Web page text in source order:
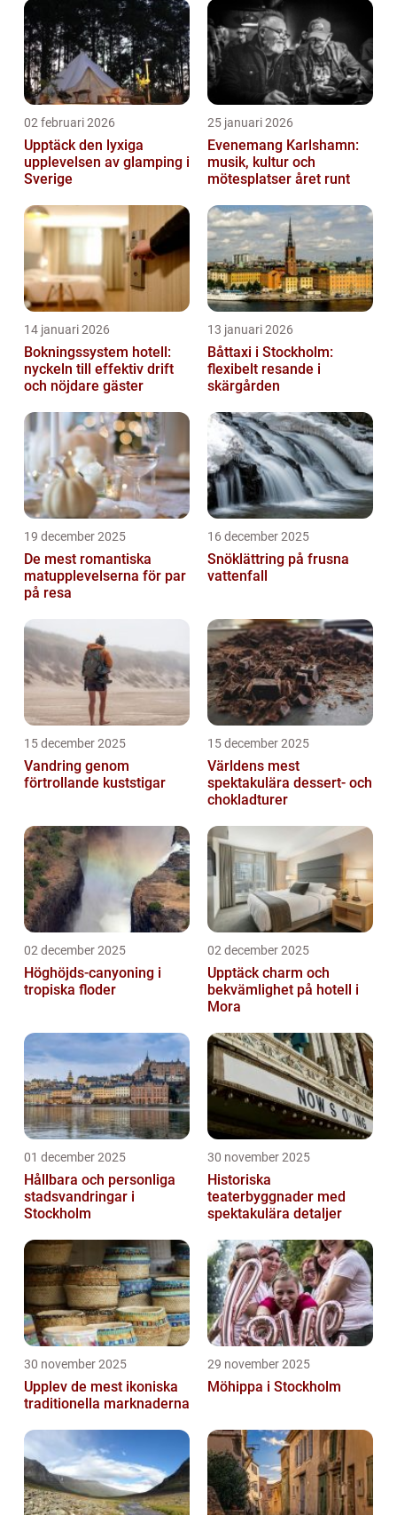
02 februari 2026
Upptäck den lyxiga
upplevelsen av glamping i
Sverige
25 januari 2026
Evenemang Karlshamn:
musik, kultur och
mötesplatser året runt
14 januari 2026
Bokningssystem hotell:
nyckeln till effektiv drift
och nöjdare gäster
13 januari 2026
Båttaxi i Stockholm:
flexibelt resande i
skärgården
19 december 2025
De mest romantiska
matupplevelserna för par
på resa
16 december 2025
Snöklättring på frusna
vattenfall
15 december 2025
Vandring genom
förtrollande kuststigar
15 december 2025
Världens mest
spektakulära dessert- och
chokladturer
02 december 2025
Höghöjds-canyoning i
tropiska floder
02 december 2025
Upptäck charm och
bekvämlighet på hotell i
Mora
01 december 2025
Hållbara och personliga
stadsvandringar i
Stockholm
30 november 2025
Historiska
teaterbyggnader med
spektakulära detaljer
30 november 2025
Upplev de mest ikoniska
traditionella marknaderna
29 november 2025
Möhippa i Stockholm